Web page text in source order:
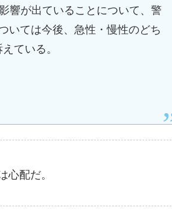
響が出ていることについて、警
いては今後、急性・慢性のどち
ている。
心配だ。